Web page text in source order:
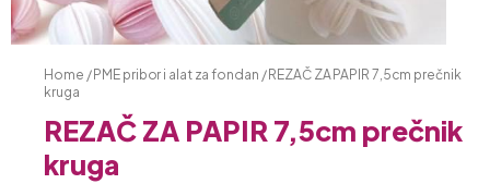
Home /PME pribor i alat za fondan / REZAČ ZA PAPIR 7,5cm prečnik
kruga
REZAČ ZA PAPIR 7,5cm prečnik
kruga